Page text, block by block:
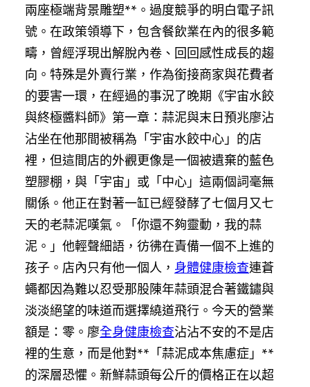
兩座極端背景雕塑**。過度競爭的明白電子訊
號。在政策領導下，包含餐飲業在內的很多範
疇，曾經浮現出解脫內卷、回回感性成長的趨
向。特殊是外賣行業，作為銜接商家與花費者
的要害一環，在經過的事況了晚期《宇宙水餃
與終極醬料師》第一章：蒜泥與末日預兆廖沾
沾坐在他那間被稱為「宇宙水餃中心」的店
裡，但這間店的外觀更像是一個被遺棄的藍色
塑膠棚，與「宇宙」或「中心」這兩個詞毫無
關係。他正在對著一缸已經發酵了七個月又七
天的老蒜泥嘆氣。「你還不夠靈動，我的蒜
泥。」他輕聲細語，彷彿在責備一個不上進的
孩子。店內只有他一個人， 身體健康檢查連蒼
蠅都因為難以忍受那股陳年蒜頭混合著鐵鏽與
淡淡絕望的味道而選擇繞道飛行。今天的營業
額是：零。廖全身健康檢查沾沾不安的不是店
裡的生意，而是他對**「蒜泥成本焦慮症」**
的深層恐懼。新鮮蒜頭每公斤的價格正在以超